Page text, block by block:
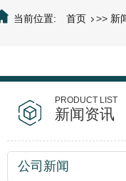
当前位置: 首页 >> 新
新闻资讯
公司新闻